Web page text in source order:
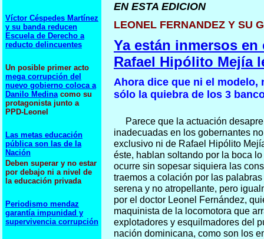
Víctor Céspedes Martínez
y su banda reducen
Escuela de Derecho a
reducto delincuentes
Un posible primer acto
mega corrupción del
nuevo gobierno coloca a
Danilo Medinacomo su
protagonista junto a
PPD-Leonel
Las metas educación
pública son las de la
Nación
Deben superar y no estar
por debajo ni a nivel de
la educación privada
Periodismo mendaz
garantía impunidad y
supervivencia corrupción
EN ESTA EDICION
LEONEL FERNANDEZ Y SU
Ya están inmersos
Rafael Hipólito Mejía
Ahora dice que ni el modelo,
sólo la quiebra de los 3
Parece que la actuación
inadecuadas en los gobernantes
exclusivo ni de Rafael Hipólito
éste, hablan soltando por la boca
ocurre sin sopesar siquiera las
traemos a colación por las
serena y no atropellante, pero
por el doctor Leonel Fernández,
maquinista de la locomotora que
explotadores y esquilmadores del
nación dominicana, como son los